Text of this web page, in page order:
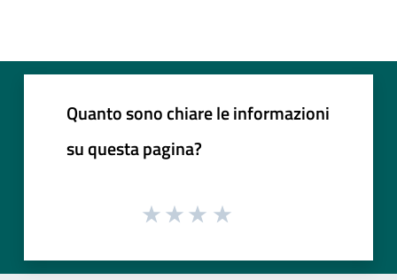
Quanto sono chiare le informazioni
su questa pagina?